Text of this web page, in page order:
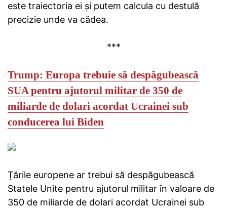
este traiectoria ei și putem calcula cu destulă
precizie unde va cădea.
***
Trump: Europa trebuie să despăgubească
SUA pentru ajutorul militar de 350 de
miliarde de dolari acordat Ucrainei sub
conducerea lui Biden
Țările europene ar trebui să despăgubească
Statele Unite pentru ajutorul militar în valoare de
350 de miliarde de dolari acordat Ucrainei sub